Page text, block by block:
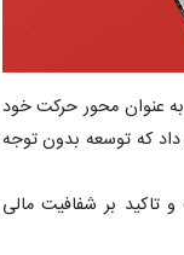
عنوان محور حرکت خود
داد که توسعه بدون توجه
تاکید بر شفافیت مالی